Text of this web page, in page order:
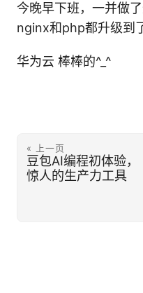
今晚早下班，一并做
nginx和php都升级到
华为云 棒棒的^_^
« 上一页
豆包AI编程初体验，
惊人的生产力工具